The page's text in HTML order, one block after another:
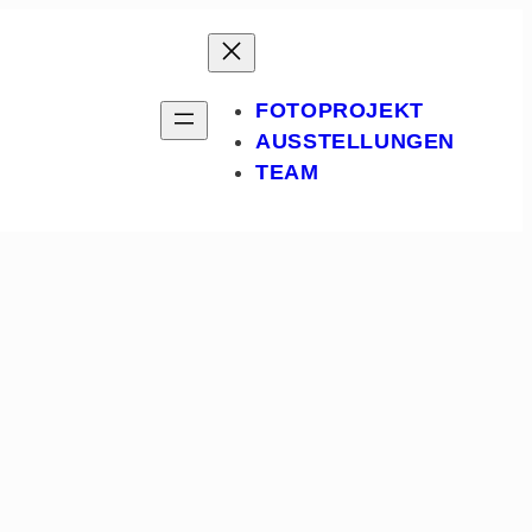
FOTOPROJEKT
AUSSTELLUNGEN
TEAM